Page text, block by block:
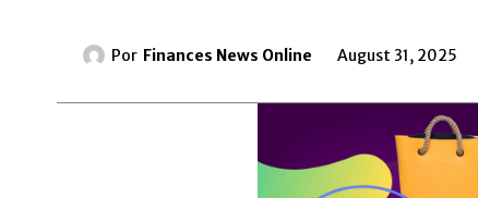
Por Finances News Online August 31, 2025